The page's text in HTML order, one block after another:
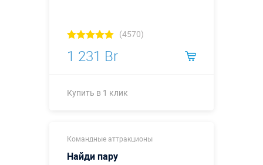
(4570)
1 231 Br
Купить в 1 клик
Командные аттракционы
Найди пару